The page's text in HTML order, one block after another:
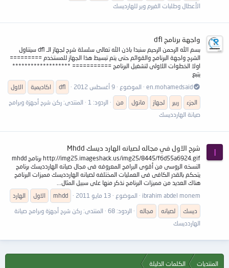
الأعطال وطلبات الفيرم وير للهارديسك
واجهة برنامج dfl
بسم الله الرحمن الرحيم سنبدا باذن الله تعالى سلسلة شرح لجهاز الـ dfl سيتناول
الشرح واجهة البرنامج والقوائم حتى يتم تبسيط هذا الجهاز للمستخدم =========
اولا الخطوات اللاولى لتشغيل البرنامج =========== *******************
يتبع
en.mohamedsaid
الموضوع 9 أغسطس 2012 dfl اكاديمية
الاول
الجزء
ربير لجهاز مانول من الردود: 1 المنتدى: ركن شرح أجهزة وبرامج
صيانة الهاردديسك
I شرح الاول في مجاله لصيانه الهارد ديسك Mhdd
http://img25.imageshack.us/img25/8445/f6d55a6924.gif برنامج mhdd
النسخه الروسى من أقوى البرامج المعروفه فى مجال صيانه الهاردديسك برنامج
يتحكم بالقدر الكافى فى العمليات المختلفه لصيانه الهاردديسك مميزات البرنامج
هناك العديد من مميزات البرنامج نذكر منها على سبيل المثال...
ibrahim abdel monem
الموضوع 13 مايو 2011 mhdd الاول
الهارد
ديسك
لصيانه مجاله الردود: 68 المنتدى: ركن شرح أجهزة وبرامج صيانة
الهاردديسك
المنتديات الكلمات الدليلة